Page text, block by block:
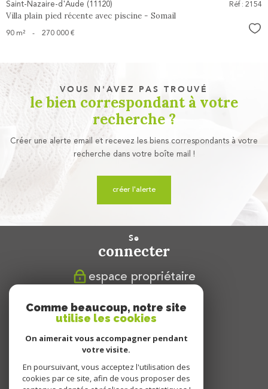
Saint-Nazaire-d'Aude (11120)
Villa plain pied récente avec piscine - Somail
Réf : 2154
90 m² - 270 000 €
VOUS N'AVEZ PAS TROUVÉ
le bien correspondant à votre
recherche ?
Créer une alerte email et recevez les biens correspondants à votre
recherche dans votre boîte mail !
créer l'alerte
se
connecter
espace propriétaire
nous
suivre
nous
adhérons
Comme beaucoup, notre site
utilise les cookies
On aimerait vous accompagner pendant
votre visite.
En poursuivant, vous acceptez l'utilisation des
cookies par ce site, afin de vous proposer des